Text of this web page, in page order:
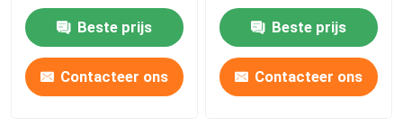
Van een flens voorzien Temperatuursensoren
Ingepaste Temperatuursensor
Beste prijs
Contacteer ons
Beste prijs
Contacteer ons